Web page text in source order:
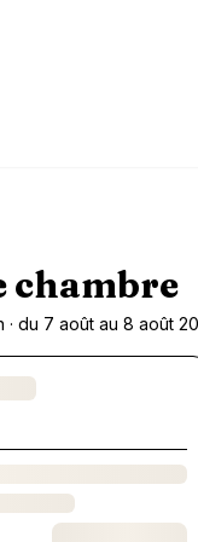
chambre
· du 7 août au 8 août
formules…